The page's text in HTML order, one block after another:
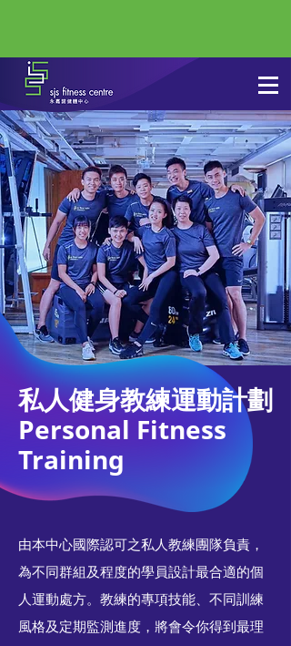
私人健身教練運動計劃
Personal Fitness
Training
由本中心國際認可之私人教練團隊負責，
為不同群組及程度的學員設計最合適的個
人運動處方。教練的專項技能、不同訓練
風格及定期監測進度，將會令你得到最理